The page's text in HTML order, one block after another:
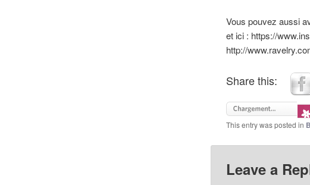
Vous pouvez aussi
et ici : https://
http://
Share this:
This entry was posted in
Leave a